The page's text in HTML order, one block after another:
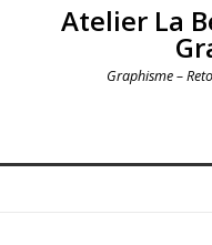
Atelier La
Graphisme –